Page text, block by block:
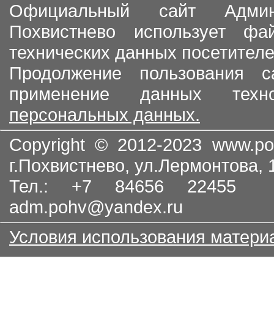
Официальный сайт
Похвистнево использует
технических данных
Продолжение пользования
применение данных
персональных данных.
Copyright © 2012-2023
г.Похвистнево, ул.Лермонтова,
Тел.: +7 84656
adm.pohv@yandex.ru
Условия использования